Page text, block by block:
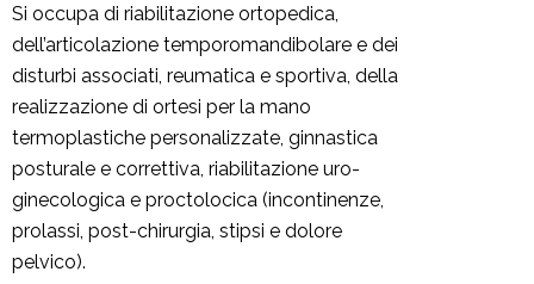
Si occupa di riabilitazione ortopedica,
dell’articolazione temporomandibolare e dei
disturbi associati, reumatica e sportiva, della
realizzazione di ortesi per la mano
termoplastiche personalizzate, ginnastica
posturale e correttiva, riabilitazione uro-
ginecologica e proctolocica (incontinenze,
prolassi, post-chirurgia, stipsi e dolore
pelvico).